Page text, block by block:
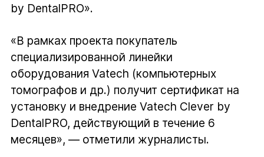
by DentalPRO».
«В рамках проекта покупатель
специализированной линейки
оборудования Vatech (компьютерных
томографов и др.) получит сертификат на
установку и внедрение Vatech Clever by
DentalPRO, действующий в течение 6
месяцев», — отметили журналисты.